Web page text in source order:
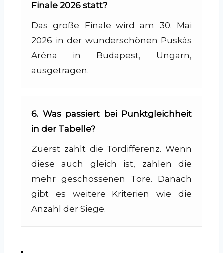
Finale 2026 statt?
Das große Finale wird am 30. Mai
2026 in der wunderschönen Puskás
Aréna in Budapest, Ungarn,
ausgetragen.
6. Was passiert bei Punktgleichheit
in der Tabelle?
Zuerst zählt die Tordifferenz. Wenn
diese auch gleich ist, zählen die
mehr geschossenen Tore. Danach
gibt es weitere Kriterien wie die
Anzahl der Siege.